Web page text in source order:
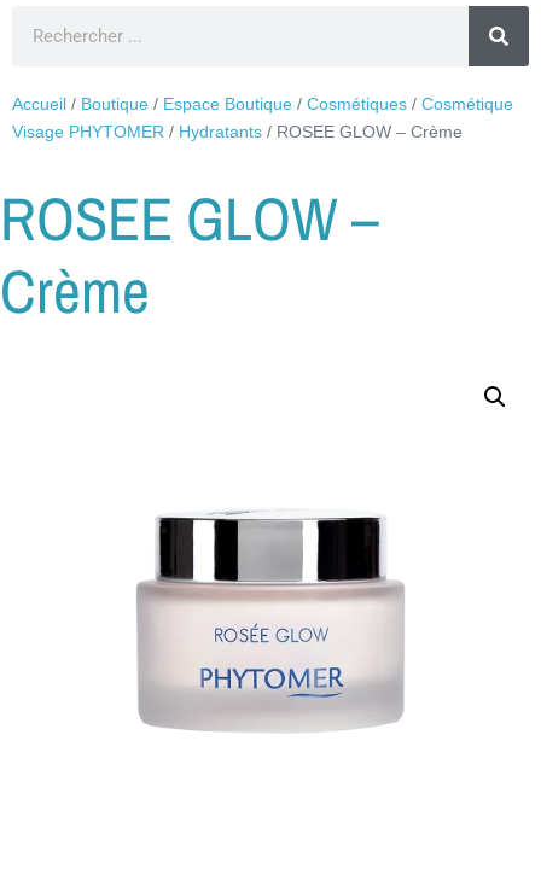
Accueil / Boutique / Espace Boutique / Cosmétiques / Cosmétique
Visage PHYTOMER / Hydratants / ROSEE GLOW – Crème
ROSEE GLOW –
Crème